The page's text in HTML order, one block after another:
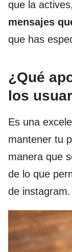
que la actives,
mensajes
que has
¿Qué
los
Es una
mantener tu
manera que
de lo que
de instagram.